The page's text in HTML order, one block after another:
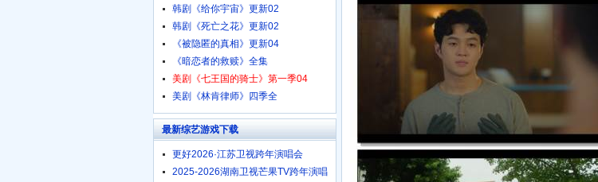
韩剧《给你宇宙》更新02
韩剧《死亡之花》更新02
《被隐匿的真相》更新04
《暗恋者的救赎》全集
美剧《七王国的骑士》第一季04
美剧《林肯律师》四季全
最新综艺游戏下载
更好2026·江苏卫视跨年演唱会
2025-2026湖南卫视芒果TV跨年演唱